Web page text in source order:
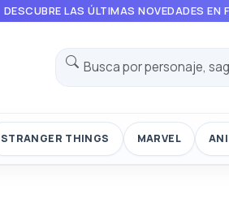
DESCUBRE LAS ÚLTIMAS NOVEDADES EN
STRANGER THINGS MARVEL